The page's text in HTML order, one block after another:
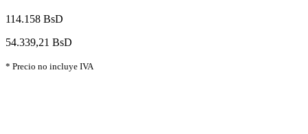
114.158 BsD
54.339,21 BsD
* Precio no incluye IVA